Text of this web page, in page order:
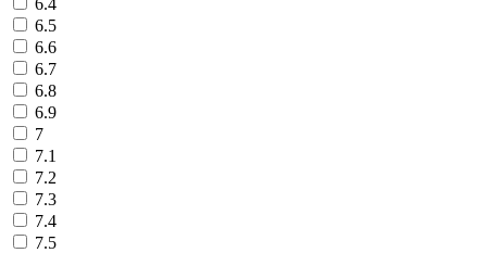
6.5
6.6
6.7
6.8
6.9
7
7.1
7.2
7.3
7.4
7.5